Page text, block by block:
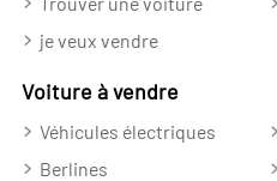
je veux vendre
Voiture à vendre
Véhicules électriques
Berlines